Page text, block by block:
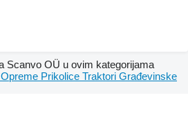
Scanvo OÜ u ovim kategorijama
Opreme Prikolice Traktori Građevinske